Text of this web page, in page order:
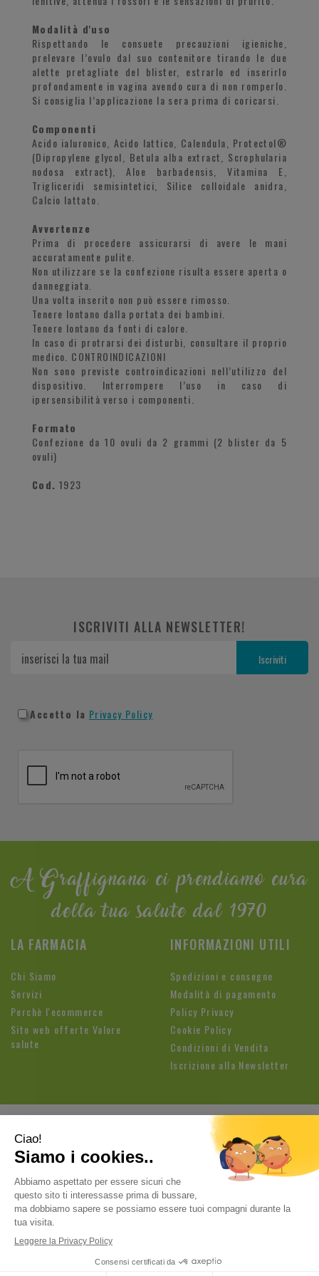
Modalità d'uso
Rispettando le consuete precauzioni igieniche,
prelevare l’ovulo dal suo contenitore tirando le due
alette pretagliate del blister, estrarlo ed inserirlo
profondamente in vagina avendo cura di non romperlo.
Si consiglia l’applicazione la sera prima di coricarsi.
Componenti
Acido ialuronico, Acido lattico, Calendula, Protectol®
(Dipropylene glycol, Betula alba extract, Scrophularia
nodosa extract), Aloe barbadensis, Vitamina E,
Trigliceridi semisintetici, Silice colloidale anidra,
Calcio lattato.
Avvertenze
Prima di procedere assicurarsi di avere le mani
accuratamente pulite.
Non utilizzare se la confezione risulta essere aperta o
danneggiata.
Una volta inserito non può essere rimosso.
Tenere lontano dalla portata dei bambini.
Tenere lontano da fonti di calore.
In caso di protrarsi dei disturbi, consultare il proprio
medico. CONTROINDICAZIONI
Non sono previste controindicazioni nell’utilizzo del
dispositivo. Interrompere l’uso in caso di
ipersensibilità verso i componenti.
Formato
Confezione da 10 ovuli da 2 grammi (2 blister da 5
ovuli)
Cod. 1923
ISCRIVITI ALLA NEWSLETTER!
Accetto la Privacy Policy
A Graffignana ci prendiamo cura
della tua salute dal 1970
LA FARMACIA
Chi Siamo
Servizi
Perchè l'ecommerce
Sito web offerte Valore
salute
INFORMAZIONI UTILI
Spedizioni e consegne
Modalità di pagamento
Policy Privacy
Cookie Policy
Condizioni di Vendita
Iscrizione alla Newsletter
Farmacia Fioroni di Brandolese Paolo
Cavallotti, 3 26813 Graffignana (LO) | Tel.: